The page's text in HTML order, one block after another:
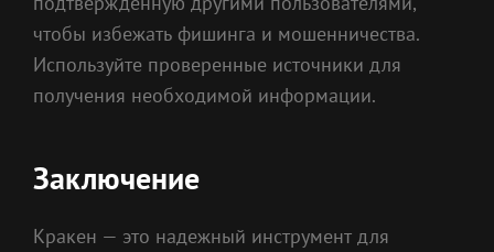
чтобы избежать фишинга и мошенничества.
Используйте проверенные источники для
получения необходимой информации.
Заключение
Кракен — это надежный инструмент для